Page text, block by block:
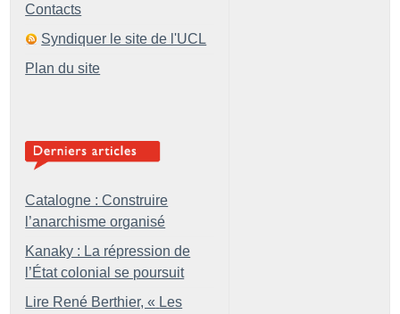
Contacts
Syndiquer le site de l'UCL
Plan du site
Catalogne : Construire
l’anarchisme organisé
Kanaky : La répression de
l’État colonial se poursuit
Lire René Berthier, « Les